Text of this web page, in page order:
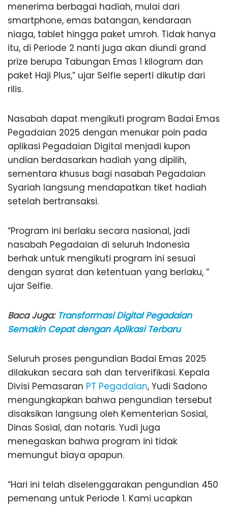
menerima berbagai hadiah, mulai dari
smartphone, emas batangan, kendaraan
niaga, tablet hingga paket umroh. Tidak hanya
itu, di Periode 2 nanti juga akan diundi grand
prize berupa Tabungan Emas 1 kilogram dan
paket Haji Plus,” ujar Selfie seperti dikutip dari
rilis.
Nasabah dapat mengikuti program Badai Emas
Pegadaian 2025 dengan menukar poin pada
aplikasi Pegadaian Digital menjadi kupon
undian berdasarkan hadiah yang dipilih,
sementara khusus bagi nasabah Pegadaian
Syariah langsung mendapatkan tiket hadiah
setelah bertransaksi.
“Program ini berlaku secara nasional, jadi
nasabah Pegadaian di seluruh Indonesia
berhak untuk mengikuti program ini sesuai
dengan syarat dan ketentuan yang berlaku, ”
ujar Selfie.
Baca Juga: Transformasi Digital Pegadaian
Semakin Cepat dengan Aplikasi Terbaru
Seluruh proses pengundian Badai Emas 2025
dilakukan secara sah dan terverifikasi. Kepala
Divisi Pemasaran PT Pegadaian, Yudi Sadono
mengungkapkan bahwa pengundian tersebut
disaksikan langsung oleh Kementerian Sosial,
Dinas Sosial, dan notaris. Yudi juga
menegaskan bahwa program ini tidak
memungut biaya apapun.
“Hari ini telah diselenggarakan pengundian 450
pemenang untuk Periode 1. Kami ucapkan